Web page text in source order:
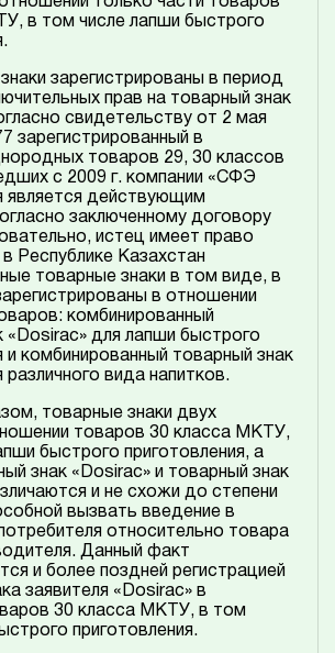
в том числе лапши быстрого
зарегистрированы в период
прав на товарный знак
свидетельству от 2 мая
зарегистрированный в
товаров 29, 30 классов
с 2009 г. компании «СФЭ
является действующим
заключенному договору
истец имеет право
Республике Казахстан
товарные знаки в том виде, в
в отношении
комбинированный
«Dosirac» для лапши быстрого
и комбинированный товарный знак
различного вида напитков.
товарные знаки двух
товаров 30 класса МКТУ,
быстрого приготовления, а
знак «Dosirac» и товарный знак
и не схожи до степени
вызвать введение в
относительно товара
Данный факт
и более поздней регистрацией
заявителя «Dosirac» в
30 класса МКТУ, в том
приготовления.